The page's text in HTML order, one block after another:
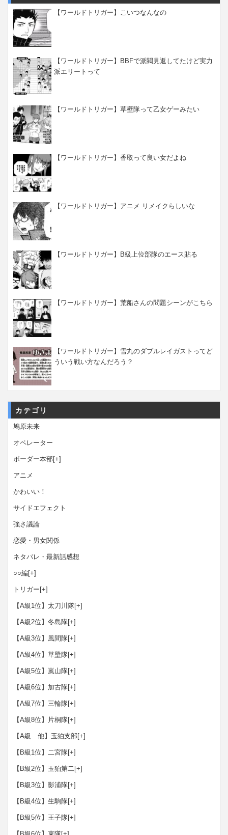
【ワールドトリガー】こいつなんなの
【ワールドトリガー】BBFで派閥見返してたけど実力
派エリートって
【ワールドトリガー】草壁隊って乙女ゲーみたい
【ワールドトリガー】香取って良い女だよね
【ワールドトリガー】アニメ リメイクらしいな
【ワールドトリガー】B級上位部隊のエース貼る
【ワールドトリガー】荒船さんの問題シーンがこちら
【ワールドトリガー】雪丸のダブルレイガストってど
ういう戦い方なんだろう？
カテゴリ
鳩原未来
オペレーター
ボーダー本部[+]
アニメ
かわいい！
サイドエフェクト
強さ議論
恋愛・男女関係
ネタバレ・最新話感想
○○編[+]
トリガー [+]
【A級1位】太刀川隊[+]
【A級2位】冬島隊[+]
【A級3位】風間隊[+]
【A級4位】草壁隊[+]
【A級5位】嵐山隊[+]
【A級6位】加古隊[+]
【A級7位】三輪隊[+]
【A級8位】片桐隊[+]
【A級 他】玉狛支部[+]
【B級1位】二宮隊[+]
【B級2位】玉狛第二[+]
【B級3位】影浦隊[+]
【B級4位】生駒隊[+]
【B級5位】王子隊[+]